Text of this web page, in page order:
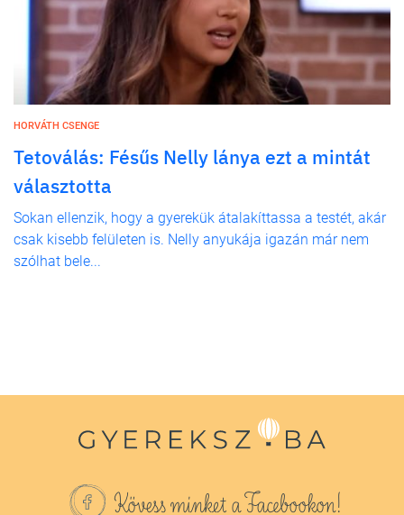
HORVÁTH CSENGE
Tetoválás: Fésűs Nelly lánya ezt a mintát
választotta
Sokan ellenzik, hogy a gyerekük átalakíttassa a testét, akár
csak kisebb felületen is. Nelly anyukája igazán már nem
szólhat bele...
Kövess minket a Facebookon!